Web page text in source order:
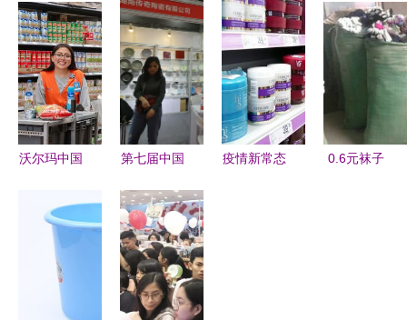
行 专业驱
蚊产品及日
用百货一站
式采购指南
新奇特日用
品与实用杂
货的采购与
经营之道
第114届中
国日用百货
商品交易会
盛大开幕
市芦头涵蕾
日用品店的
精致护肤之
沃尔玛中国
山姆会员收
入超410
亿，电商渗
第七届中国
货商品交易
会 创新驱
动，智造未
来
疫情新常态
0.6元袜子